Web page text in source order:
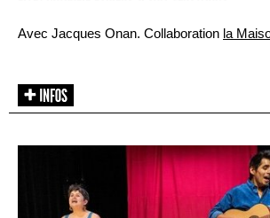
Avec Jacques Onan. Collaboration la